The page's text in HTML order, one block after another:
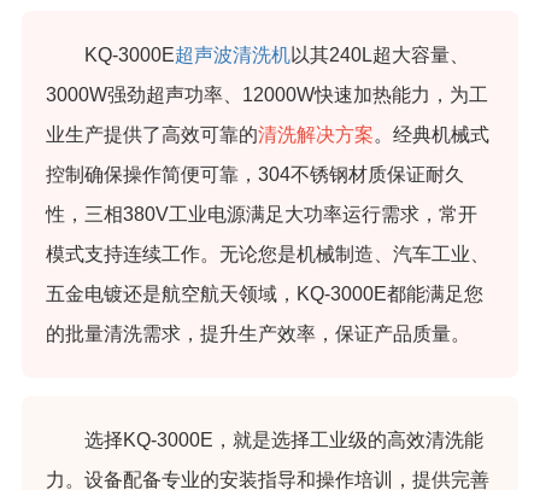
KQ-3000E超声波清洗机以其240L超大容量、
3000W强劲超声功率、12000W快速加热能力，为工
业生产提供了高效可靠的清洗解决方案。经典机械式
控制确保操作简便可靠，304不锈钢材质保证耐久
性，三相380V工业电源满足大功率运行需求，常开
模式支持连续工作。无论您是机械制造、汽车工业、
五金电镀还是航空航天领域，KQ-3000E都能满足您
的批量清洗需求，提升生产效率，保证产品质量。
选择KQ-3000E，就是选择工业级的高效清洗能
力。设备配备专业的安装指导和操作培训，提供完善